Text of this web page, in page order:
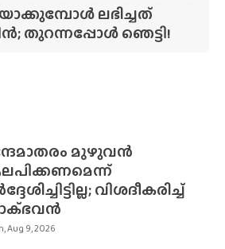
ലഭിച്ചത്
തുറന്നപ്പോൾ ഞെട്ടി!
മുഴുവൻ
വിശദീകരിച്ച്
Aug 9, 2026